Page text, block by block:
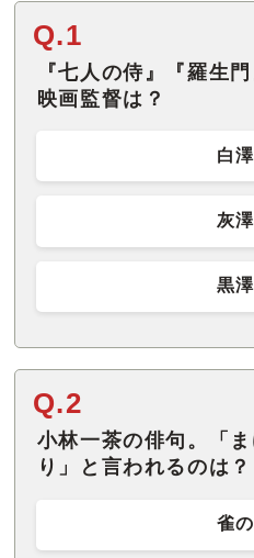
Q.1
『七人の侍』『羅生
映画監督は？
白
灰
黒
Q.2
小林一茶の俳句。「
り」と言われるのは？
雀